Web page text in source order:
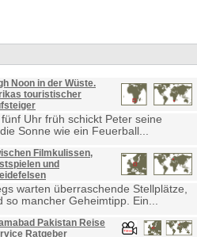
Noon in der Wüste.
touristischer
Uhr früh schickt Peter seine
Sonne wie ein Feuerball...
Filmkulissen,
und
warten überraschende Stellplätze,
so mancher Geheimtipp. Ein...
Pakistan Reise
Ratgeber